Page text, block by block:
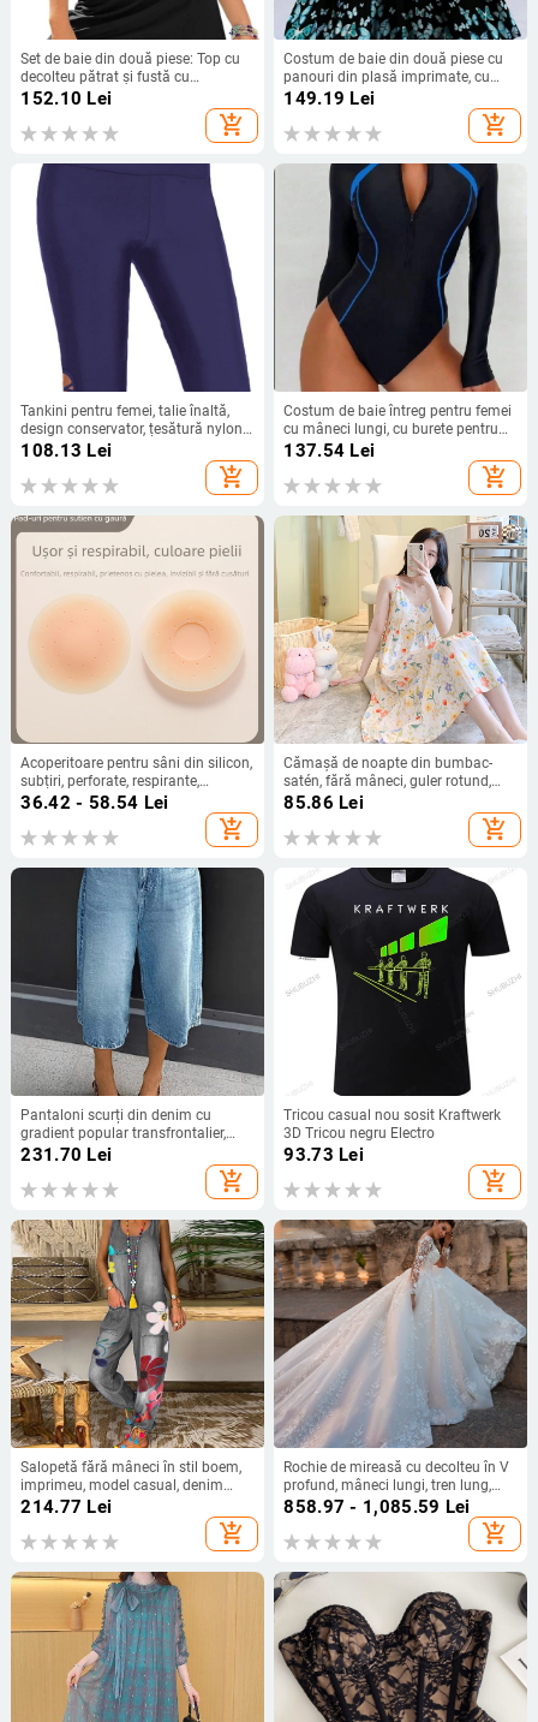
Set de baie din două piese: Top cu
decolteu pătrat și fustă cu
despicare, fără mâneci, cu burete
152.10 Lei
add_shopping_cart
Costum de baie din două piese cu
panouri din plasă imprimate, cu
bureți la bust, 85% poliester / 15%
elastan, căptușeală 95% poliester /
5% elastan, 150 g/m²
149.19 Lei
add_shopping_cart
Tankini pentru femei, talie înaltă,
design conservator, țesătură nylon
cu 80% spandex, greutate țesătură
195 g, căptușeală poliester 95%
108.13 Lei
add_shopping_cart
Costum de baie întreg pentru femei
cu mâneci lungi, cu burete pentru
bust, din nailon cu uscare rapidă și
137.54 Lei
add_shopping_cart
Acoperitoare pentru sâni din silicon,
subțiri, perforate, respirante,
autoadezive, invizibile, fără cusături,
36.42 - 58.54 Lei
add_shopping_cart
Cămașă de noapte din bumbac-
satén, fără mâneci, guler rotund,
lungime medie, ușoară și
85.86 Lei
add_shopping_cart
Pantaloni scurți din denim cu
gradient popular transfrontalier,
spălați, retro, versatili, lejeri, drepți,
231.70 Lei
add_shopping_cart
Tricou casual nou sosit Kraftwerk
3D Tricou negru Electro
93.73 Lei
add_shopping_cart
Salopetă fără mâneci în stil boem,
imprimeu, model casual, denim
subțire, amestec bumbac-poliester,
214.77 Lei
add_shopping_cart
Rochie de mireasă cu decolteu în V
profund, mâneci lungi, tren lung,
talie la nivelul mijlociu, poliester
858.97 - 1,085.59 Lei
add_shopping_cart